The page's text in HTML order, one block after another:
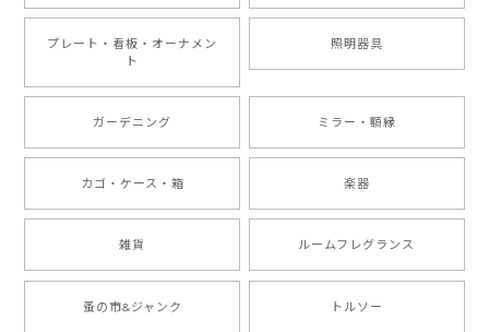
プレート・看板・オーナメン
ト
照明器具
ガーデニング ミラー・額縁
カゴ・ケース・箱 楽器
雑貨 ルームフレグランス
蚤の市&ジャンク トルソー